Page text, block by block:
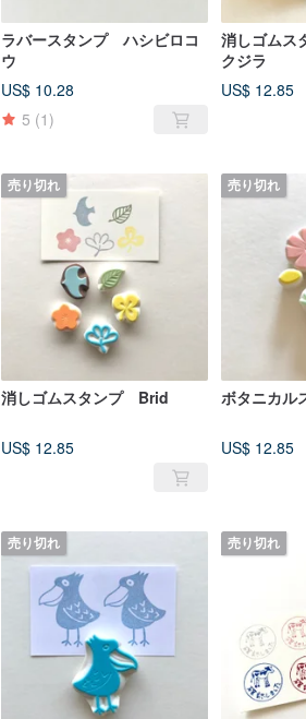
ラバースタンプ ハシビロコ
ウ
US$ 10.28
5 (1)
消しゴム
クジラ
US$ 12.85
売り切れ
消しゴムスタンプ Brid
US$ 12.85
売り切れ
ボタニカル
US$ 12.85
売り切れ 売り切れ